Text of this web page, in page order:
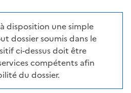
disposition une simple
dossier soumis dans le
ci-dessus doit être
compétents afin
du dossier.